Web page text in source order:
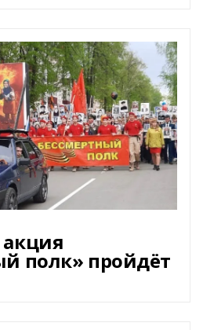
полк» пройдёт